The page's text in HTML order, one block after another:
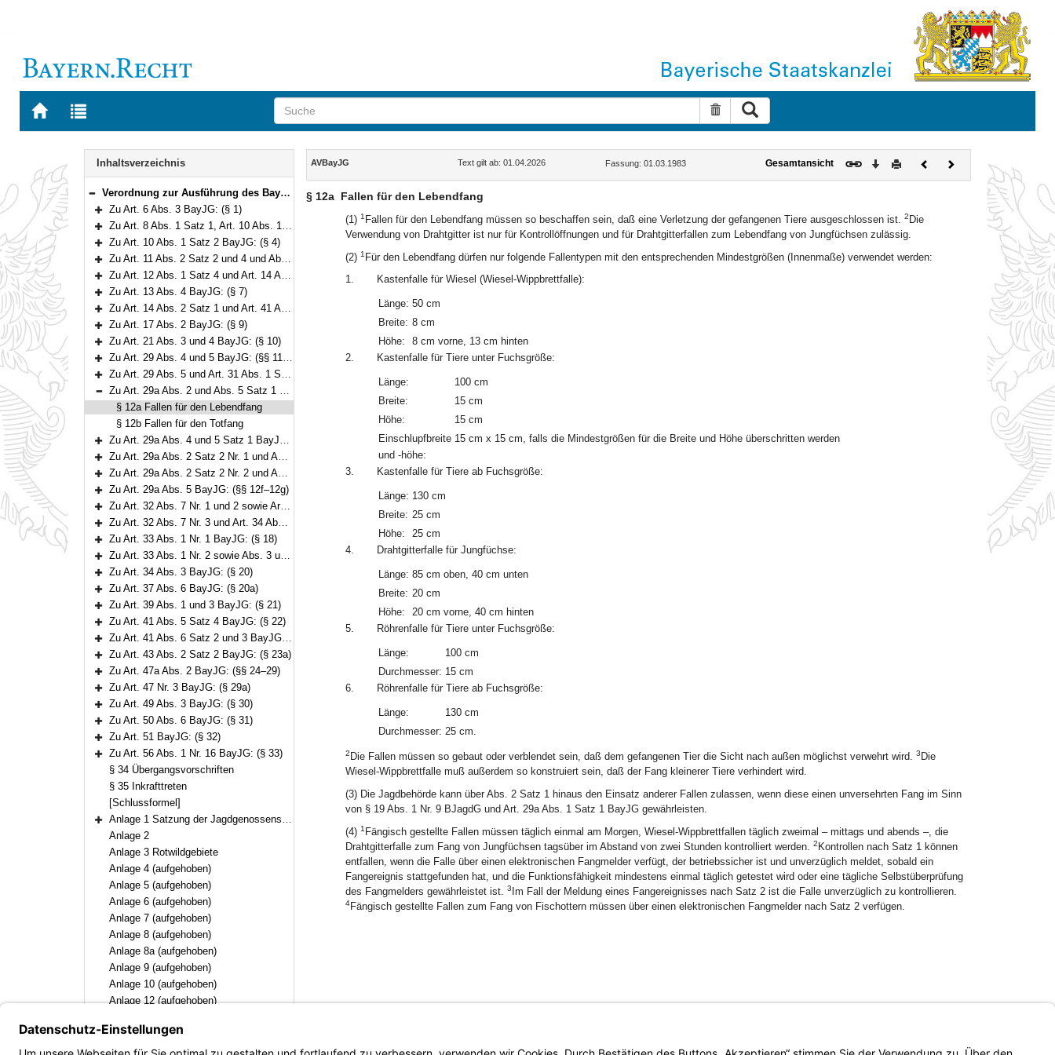
Zur
BAYERN.RECHT
Zur
letzten
Suche zurücksetzen
Navigation
Inhaltsverzeichnis
Bereich reduzieren
Verordnung zur Ausführung des Bayerischen Jagdgesetzes (AVBayJG) Vom 1. März 1983 (GVBl. S. 51) BayRS 792-2-W (§§ 1–35)
Bereich erweitern
Zu Art. 6 Abs. 3 BayJG: (§ 1)
Bereich erweitern
Zu Art. 8 Abs. 1 Satz 1, Art. 10 Abs. 1 Satz 1, Art. 15 Abs. 1 Satz 1 und Art. 16 Abs. 1 Satz 1 BayJG: (§§ 2–3)
Bereich erweitern
Zu Art. 10 Abs. 1 Satz 2 BayJG: (§ 4)
Bereich erweitern
Zu Art. 11 Abs. 2 Satz 2 und 4 und Abs. 6 BayJG: (§ 5)
Bereich erweitern
Zu Art. 12 Abs. 1 Satz 4 und Art. 14 Abs. 4 Satz 1 BayJG: (§ 6)
Bereich erweitern
Zu Art. 13 Abs. 4 BayJG: (§ 7)
Bereich erweitern
Zu Art. 14 Abs. 2 Satz 1 und Art. 41 Abs. 5 Satz 3 BayJG: (§ 8)
Bereich erweitern
Zu Art. 17 Abs. 2 BayJG: (§ 9)
Bereich erweitern
Zu Art. 21 Abs. 3 und 4 BayJG: (§ 10)
Bereich erweitern
Zu Art. 29 Abs. 4 und 5 BayJG: (§§ 11–11a)
Bereich erweitern
Zu Art. 29 Abs. 5 und Art. 31 Abs. 1 Satz 2 BayJG: (§ 12)
Bereich reduzieren
Zu Art. 29a Abs. 2 und Abs. 5 Satz 1 BayJG: (§§ 12a–12b)
§ 12a Fallen für den Lebendfang
§ 12b Fallen für den Totfang
Bereich erweitern
Zu Art. 29a Abs. 4 und 5 Satz 1 BayJG: (§ 12c)
Bereich erweitern
Zu Art. 29a Abs. 2 Satz 2 Nr. 1 und Abs. 5 BayJG: (§ 12d)
Bereich erweitern
Zu Art. 29a Abs. 2 Satz 2 Nr. 2 und Abs. 5 BayJG: (§ 12e)
Bereich erweitern
Zu Art. 29a Abs. 5 BayJG: (§§ 12f–12g)
Bereich erweitern
Zu Art. 32 Abs. 7 Nr. 1 und 2 sowie Art. 32a Abs. 5 BayJG: (§§ 13–16)
Bereich erweitern
Zu Art. 32 Abs. 7 Nr. 3 und Art. 34 Abs. 3 BayJG: (§ 17)
Bereich erweitern
Zu Art. 33 Abs. 1 Nr. 1 BayJG: (§ 18)
Bereich erweitern
Zu Art. 33 Abs. 1 Nr. 2 sowie Abs. 3 und 4 BayJG: (§ 19)
Bereich erweitern
Zu Art. 34 Abs. 3 BayJG: (§ 20)
Bereich erweitern
Zu Art. 37 Abs. 6 BayJG: (§ 20a)
Bereich erweitern
Zu Art. 39 Abs. 1 und 3 BayJG: (§ 21)
Bereich erweitern
Zu Art. 41 Abs. 5 Satz 4 BayJG: (§ 22)
Bereich erweitern
Zu Art. 41 Abs. 6 Satz 2 und 3 BayJG: (§ 23)
Bereich erweitern
Zu Art. 43 Abs. 2 Satz 2 BayJG: (§ 23a)
Bereich erweitern
Zu Art. 47a Abs. 2 BayJG: (§§ 24–29)
Bereich erweitern
Zu Art. 47 Nr. 3 BayJG: (§ 29a)
Bereich erweitern
Zu Art. 49 Abs. 3 BayJG: (§ 30)
Bereich erweitern
Zu Art. 50 Abs. 6 BayJG: (§ 31)
Bereich erweitern
Zu Art. 51 BayJG: (§ 32)
Bereich erweitern
Zu Art. 56 Abs. 1 Nr. 16 BayJG: (§ 33)
§ 34 Übergangsvorschriften
§ 35 Inkrafttreten
[Schlussformel]
Bereich erweitern
Anlage 1 Satzung der Jagdgenossenschaft ……………
Anlage 2
Anlage 3 Rotwildgebiete
Anlage 4 (aufgehoben)
Anlage 5 (aufgehoben)
Anlage 6 (aufgehoben)
Anlage 7 (aufgehoben)
Anlage 8 (aufgehoben)
Anlage 8a (aufgehoben)
Anlage 9 (aufgehoben)
Anlage 10 (aufgehoben)
Anlage 12 (aufgehoben)
Inhalt
AVBayJG Text gilt ab: 01.04.2026 Fassung: 01.03.1983 Gesamtansicht Download
DruckenVorherigesNächstes
Dokument
§ 12a Fallen für den Lebendfang
(1) 1 Fallen für den Lebendfang müssen so beschaffen sein, daß eine Verletzung der gefangenen Tiere ausgeschlossen ist. 2 Die
Verwendung von Drahtgitter ist nur für Kontrollöffnungen und für Drahtgitterfallen zum Lebendfang von Jungfüchsen zulässig.
(2) 1 Für den Lebendfang dürfen nur folgende Fallentypen mit den entsprechenden Mindestgrößen (Innenmaße) verwendet werden:
1.
Kastenfalle für Wiesel (Wiesel-Wippbrettfalle):
Länge: 50 cm
Breite: 8 cm
Höhe:
8 cm vorne, 13 cm hinten
2.
Kastenfalle für Tiere unter Fuchsgröße:
Länge:
100 cm
Breite:
15 cm
Höhe:
15 cm
Einschlupfbreite
und -höhe:
15 cm x 15 cm, falls die Mindestgrößen für die Breite und Höhe überschritten werden
3. Kastenfalle für Tiere ab Fuchsgröße:
Länge: 130 cm
Breite: 25 cm
Höhe:
25 cm
4.
Drahtgitterfalle für Jungfüchse:
Länge: 85 cm oben, 40 cm unten
Breite: 20 cm
Höhe:
20 cm vorne, 40 cm hinten
5.
Röhrenfalle für Tiere unter Fuchsgröße:
Länge:
100 cm
Durchmesser: 15 cm
6.
Röhrenfalle für Tiere ab Fuchsgröße:
Länge:
130 cm
Durchmesser: 25 cm.
2 Die Fallen müssen so gebaut oder verblendet sein, daß dem gefangenen Tier die Sicht nach außen möglichst verwehrt wird. 3 Die
Wiesel-Wippbrettfalle muß außerdem so konstruiert sein, daß der Fang kleinerer Tiere verhindert wird.
(3) Die Jagdbehörde kann über Abs. 2 Satz 1 hinaus den Einsatz anderer Fallen zulassen, wenn diese einen unversehrten Fang im Sinn
von § 19 Abs. 1 Nr. 9 BJagdG und Art. 29a Abs. 1 Satz 1 BayJG gewährleisten.
(4) 1 Fängisch gestellte Fallen müssen täglich einmal am Morgen, Wiesel-Wippbrettfallen täglich zweimal – mittags und abends –, die
Drahtgitterfalle zum Fang von Jungfüchsen tagsüber im Abstand von zwei Stunden kontrolliert werden. 2 Kontrollen nach Satz 1 können
entfallen, wenn die Falle über einen elektronischen Fangmelder verfügt, der betriebssicher ist und unverzüglich meldet, sobald ein
Fangereignis stattgefunden hat, und die Funktionsfähigkeit mindestens einmal täglich getestet wird oder eine tägliche Selbstüberprüfung
des Fangmelders gewährleistet ist. 3 Im Fall der Meldung eines Fangereignisses nach Satz 2 ist die Falle unverzüglich zu kontrollieren.
4Fängisch gestellte Fallen zum Fang von Fischottern müssen über einen elektronischen Fangmelder nach Satz 2 verfügen.